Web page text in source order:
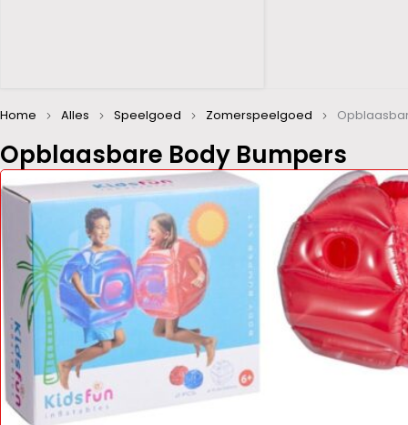
Opblaasbare Body Bumpers
Home Alles Speelgoed Zomerspeelgoed